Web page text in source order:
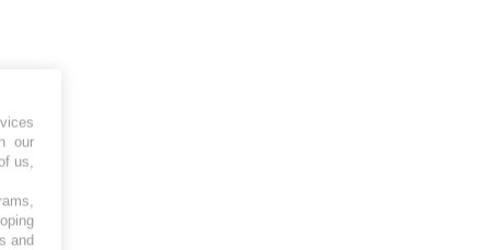
our
us,
and